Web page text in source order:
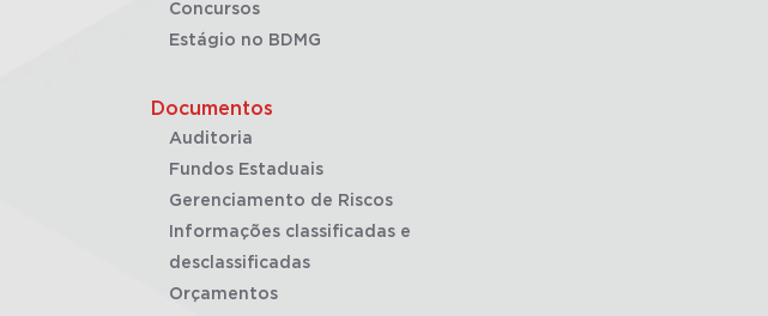
Concursos
Estágio no BDMG
Documentos
Auditoria
Fundos Estaduais
Gerenciamento de Riscos
Informações classificadas e
desclassificadas
Orçamentos